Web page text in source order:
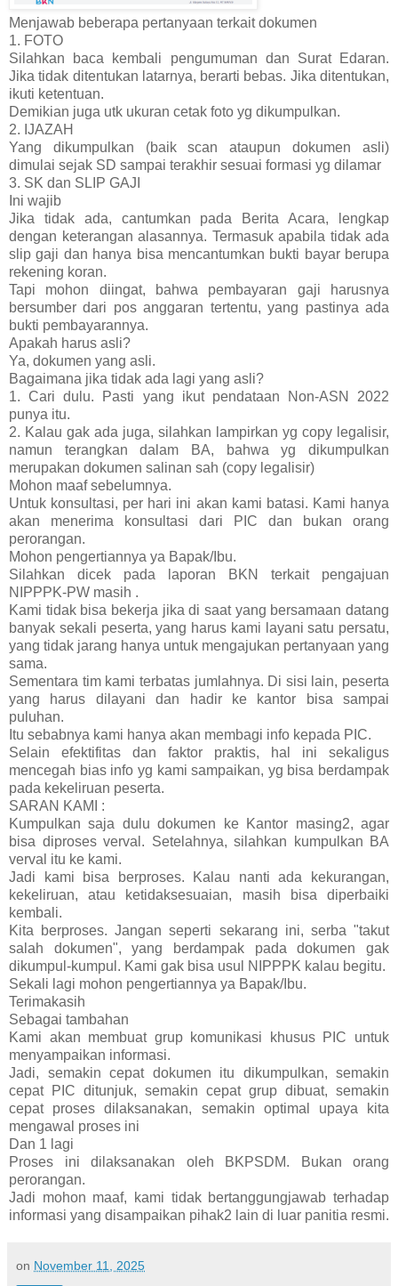
Menjawab beberapa pertanyaan terkait dokumen
1. FOTO
Silahkan baca kembali pengumuman dan Surat Edaran.
Jika tidak ditentukan latarnya, berarti bebas. Jika ditentukan,
ikuti ketentuan.
Demikian juga utk ukuran cetak foto yg dikumpulkan.
2. IJAZAH
Yang dikumpulkan (baik scan ataupun dokumen asli)
dimulai sejak SD sampai terakhir sesuai formasi yg dilamar
3. SK dan SLIP GAJI
Ini wajib
Jika tidak ada, cantumkan pada Berita Acara, lengkap
dengan keterangan alasannya. Termasuk apabila tidak ada
slip gaji dan hanya bisa mencantumkan bukti bayar berupa
rekening koran.
Tapi mohon diingat, bahwa pembayaran gaji harusnya
bersumber dari pos anggaran tertentu, yang pastinya ada
bukti pembayarannya.
Apakah harus asli?
Ya, dokumen yang asli.
Bagaimana jika tidak ada lagi yang asli?
1. Cari dulu. Pasti yang ikut pendataan Non-ASN 2022
punya itu.
2. Kalau gak ada juga, silahkan lampirkan yg copy legalisir,
namun terangkan dalam BA, bahwa yg dikumpulkan
merupakan dokumen salinan sah (copy legalisir)
Mohon maaf sebelumnya.
Untuk konsultasi, per hari ini akan kami batasi. Kami hanya
akan menerima konsultasi dari PIC dan bukan orang
perorangan.
Mohon pengertiannya ya Bapak/Ibu.
Silahkan dicek pada laporan BKN terkait pengajuan
NIPPPK-PW masih .
Kami tidak bisa bekerja jika di saat yang bersamaan datang
banyak sekali peserta, yang harus kami layani satu persatu,
yang tidak jarang hanya untuk mengajukan pertanyaan yang
sama.
Sementara tim kami terbatas jumlahnya. Di sisi lain, peserta
yang harus dilayani dan hadir ke kantor bisa sampai
puluhan.
Itu sebabnya kami hanya akan membagi info kepada PIC.
Selain efektifitas dan faktor praktis, hal ini sekaligus
mencegah bias info yg kami sampaikan, yg bisa berdampak
pada kekeliruan peserta.
SARAN KAMI :
Kumpulkan saja dulu dokumen ke Kantor masing2, agar
bisa diproses verval. Setelahnya, silahkan kumpulkan BA
verval itu ke kami.
Jadi kami bisa berproses. Kalau nanti ada kekurangan,
kekeliruan, atau ketidaksesuaian, masih bisa diperbaiki
kembali.
Kita berproses. Jangan seperti sekarang ini, serba "takut
salah dokumen", yang berdampak pada dokumen gak
dikumpul-kumpul. Kami gak bisa usul NIPPPK kalau begitu.
Sekali lagi mohon pengertiannya ya Bapak/Ibu.
Terimakasih
Sebagai tambahan
Kami akan membuat grup komunikasi khusus PIC untuk
menyampaikan informasi.
Jadi, semakin cepat dokumen itu dikumpulkan, semakin
cepat PIC ditunjuk, semakin cepat grup dibuat, semakin
cepat proses dilaksanakan, semakin optimal upaya kita
mengawal proses ini
Dan 1 lagi
Proses ini dilaksanakan oleh BKPSDM. Bukan orang
perorangan.
Jadi mohon maaf, kami tidak bertanggungjawab terhadap
informasi yang disampaikan pihak2 lain di luar panitia resmi.
on November 11, 2025